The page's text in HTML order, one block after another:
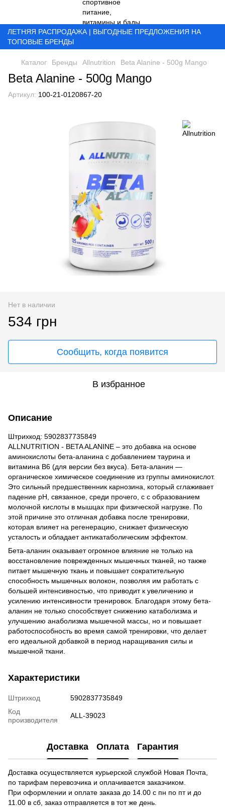
ЛЕТНЯЯ РАСПРОДАЖА | ВЫГОДНЫЕ ПРЕДЛОЖЕНИЯ НА
ТОПОВЫЕ БРЕНДЫ
Каталог Бренды Allnutrition Beta Alanine - 500g Mango
Beta Alanine - 500g Mango
Артикул: 100-21-0120867-20
Нет в наличии
534 грн
Сообщить, когда появится
В избранное
Описание
Штрихкод: 5902837735849
ALLNUTRITION - BETA ALANINE – это добавка на основе
аминокислоты бета-аланина с добавлением таурина и
витамина B6 (для версии без вкуса). Бета-аланин —
органическое химическое соединение из группы аминокислот.
Это сильный предшественник карнозина, который сглаживает
падение pH, связанное, среди прочего, с с образованием
молочной кислоты в мышцах при физической нагрузке. По
этой причине это отличная добавка после тренировки,
которая влияет на регенерацию, снижает физическую
усталость и обладает антикатаболическим эффектом.
Бета-аланин оказывает огромное влияние не только на
восстановление поврежденных мышечных тканей, но также
питает мышечную ткань и повышает сократительную
способность мышечных волокон, позволяя им работать с
большей интенсивностью, что приводит к увеличению и
усилению интенсивности тренировок. Благодаря этому бета-
аланин не только способствует снижению катаболизма и
улучшению анаболизма мышечной массы, но и повышает
работоспособность во время самой тренировки, что делает
его идеальной добавкой в ​​период наращивания силы и
мышечной ткани.
Характеристики
Штрихкод
5902837735849
Код
производителя
ALL-39023
Доставка Оплата Гарантия
Доставка осуществляется курьерской службой Новая Почта,
по тарифам перевозчика и оплачивается заказчиком.
При оформлении и оплате заказа до 14.00 с пн по пт и до
11.00 в сб, заказ отправляется в тот же день.